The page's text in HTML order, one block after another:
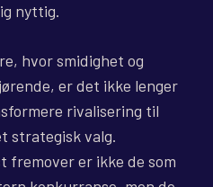
nyttig.
hvor smidighet og
er det ikke lenger
rivalisering til
strategisk valg.
fremover er ikke de som